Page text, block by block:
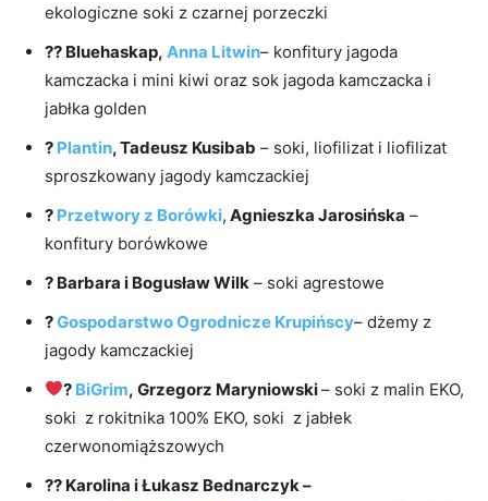
ekologiczne soki z czarnej porzeczki
?? Bluehaskap, Anna Litwin– konfitury jagoda
kamczacka i mini kiwi oraz sok jagoda kamczacka i
jabłka golden
? Plantin, Tadeusz Kusibab – soki, liofilizat i liofilizat
sproszkowany jagody kamczackiej
? Przetwory z Borówki, Agnieszka Jarosińska –
konfitury borówkowe
? Barbara i Bogusław Wilk – soki agrestowe
?Gospodarstwo Ogrodnicze Krupińscy– dżemy z
jagody kamczackiej
? BiGrim, Grzegorz Maryniowski– soki z malin EKO,
soki z rokitnika 100% EKO, soki z jabłek
czerwonomiąższowych
?? Karolina i Łukasz Bednarczyk –